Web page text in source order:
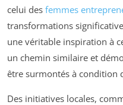
celui des femmes
transformations
une véritable inspiration à
un chemin similaire et
être surmontés à condition
Des initiatives locales,